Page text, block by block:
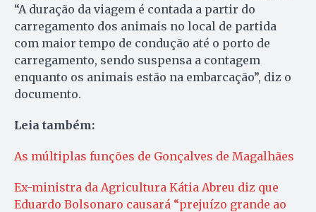
“A duração da viagem é contada a partir do
carregamento dos animais no local de partida
com maior tempo de condução até o porto de
carregamento, sendo suspensa a contagem
enquanto os animais estão na embarcação”, diz o
documento.
Leia também:
As múltiplas funções de Gonçalves de Magalhães
Ex-ministra da Agricultura Kátia Abreu diz que
Eduardo Bolsonaro causará “prejuízo grande ao